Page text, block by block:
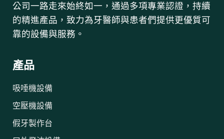
公司一路走來始終如一，通過多項專業認證，持續
的精進產品，致力為牙醫師與患者們提供更優質可
靠的設備與服務。
產品
吸唾機設備
空壓機設備
假牙製作台